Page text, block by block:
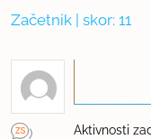
Začetnik | skor: 11
Aktivnosti